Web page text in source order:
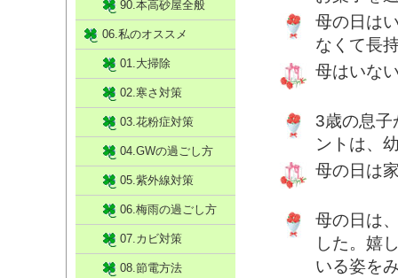
母の日は
なくて長
母はいな
3歳の息子
ントは、
母の日は
母の日は
した。嬉
いる姿を
90.本高砂屋全般
06.私のオススメ
01.大掃除
02.寒さ対策
03.花粉症対策
04.GWの過ごし方
05.紫外線対策
06.梅雨の過ごし方
07.カビ対策
08.節電方法